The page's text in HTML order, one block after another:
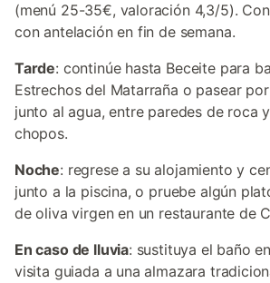
(menú 25-35€, valoración 4,3/5).
con antelación en fin de semana.
Tarde: continúe hasta Beceite para
Estrechos del Matarraña o pasear
junto al agua, entre paredes de roca
chopos.
Noche: regrese a su alojamiento y
junto a la piscina, o pruebe algún
de oliva virgen en un restaurante de
En caso de lluvia: sustituya el baño
visita guiada a una almazara